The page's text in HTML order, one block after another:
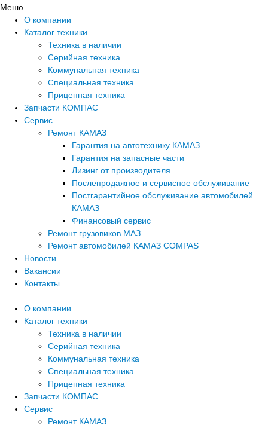
Меню
О компании
Каталог техники
Техника в наличии
Серийная техника
Коммунальная техника
Специальная техника
Прицепная техника
Запчасти КОМПАС
Сервис
Ремонт КАМАЗ
Гарантия на автотехнику КАМАЗ
Гарантия на запасные части
Лизинг от производителя
Послепродажное и сервисное обслуживание
Постгарантийное обслуживание автомобилей
КАМАЗ
Финансовый сервис
Ремонт грузовиков МАЗ
Ремонт автомобилей КАМАЗ COMPAS
Новости
Вакансии
Контакты
О компании
Каталог техники
Техника в наличии
Серийная техника
Коммунальная техника
Специальная техника
Прицепная техника
Запчасти КОМПАС
Сервис
Ремонт КАМАЗ